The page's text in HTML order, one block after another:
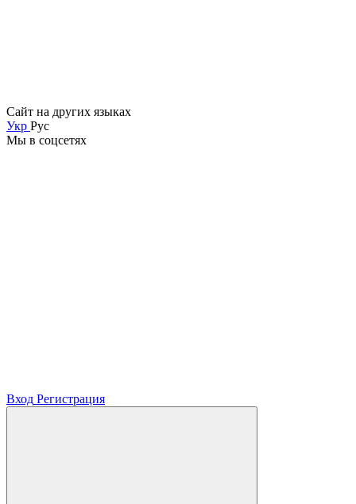
Сайт на других языках
Укр Рус
Мы в соцсетях
Вход Регистрация